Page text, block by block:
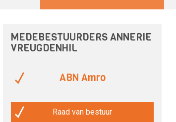
MEDEBESTUURDERS ANNERIE
VREUGDENHIL
ABN Amro
Raad van bestuur